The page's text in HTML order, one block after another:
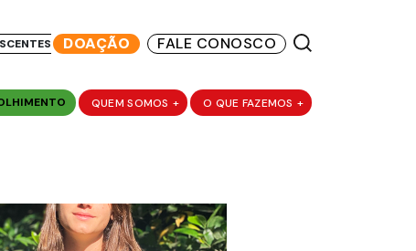
DOAÇÃO FALE CONOSCO
QUEM SOMOS + O QUE FAZEMOS +